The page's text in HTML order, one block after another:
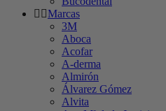
Marcas
3M
Aboca
Acofar
A-derma
Almirón
Álvarez Gómez
Alvita